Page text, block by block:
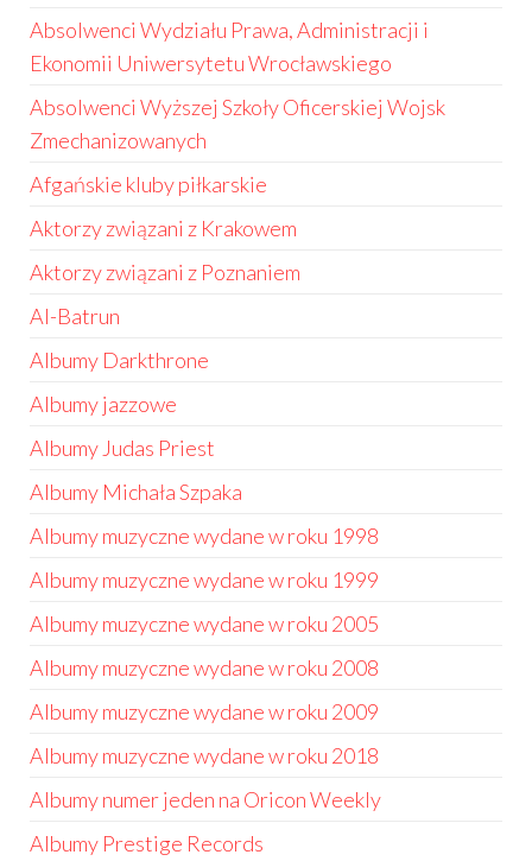
Absolwenci Wydziału Prawa, Administracji i
Ekonomii Uniwersytetu Wrocławskiego
Absolwenci Wyższej Szkoły Oficerskiej Wojsk
Zmechanizowanych
Afgańskie kluby piłkarskie
Aktorzy związani z Krakowem
Aktorzy związani z Poznaniem
Al-Batrun
Albumy Darkthrone
Albumy jazzowe
Albumy Judas Priest
Albumy Michała Szpaka
Albumy muzyczne wydane w roku 1998
Albumy muzyczne wydane w roku 1999
Albumy muzyczne wydane w roku 2005
Albumy muzyczne wydane w roku 2008
Albumy muzyczne wydane w roku 2009
Albumy muzyczne wydane w roku 2018
Albumy numer jeden na Oricon Weekly
Albumy Prestige Records